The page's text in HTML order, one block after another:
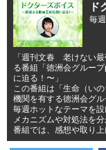
ド
毎
「週刊文春 老けない
る番組「徳洲会グルー
に迫る！〜」
この番組は「生命（い
機関を有する徳洲会グ
毎週ホットなテーマを
メカニズムや対処法を
番組では、感想や取り